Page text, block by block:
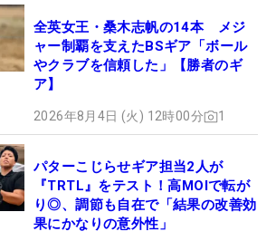
全英女王・桑木志帆の14本 メジ
ャー制覇を支えたBSギア「ボール
やクラブを信頼した」【勝者のギ
ア】
2026年8月4日 (火) 12時00分 1
パターこじらせギア担当2人が
『TRTL』をテスト！高MOIで転が
り◎、調節も自在で「結果の改善効
果にかなりの意外性」